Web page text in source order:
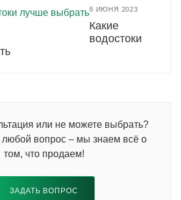
8 ИЮНЯ 2023
Какие
водостоки
или не можете выбрать?
вопрос – мы знаем всё о
том, что продаем!
ЗАДАТЬ ВОПРОС